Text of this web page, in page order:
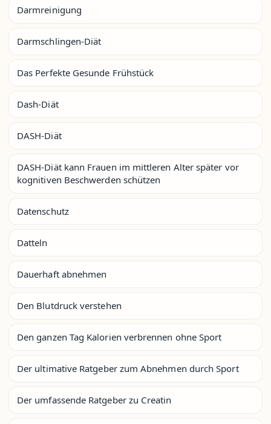
Darmreinigung
Darmschlingen-Diät
Das Perfekte Gesunde Frühstück
Dash-Diät
DASH-Diät
DASH-Diät kann Frauen im mittleren Alter später vor
kognitiven Beschwerden schützen
Datenschutz
Datteln
Dauerhaft abnehmen
Den Blutdruck verstehen
Den ganzen Tag Kalorien verbrennen ohne Sport
Der ultimative Ratgeber zum Abnehmen durch Sport
Der umfassende Ratgeber zu Creatin